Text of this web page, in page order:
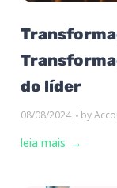
do líder
08/08/2024 by
leia mais